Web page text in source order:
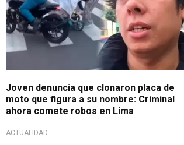
Joven denuncia que clonaron placa de
moto que figura a su nombre: Criminal
ahora comete robos en Lima
ACTUALIDAD